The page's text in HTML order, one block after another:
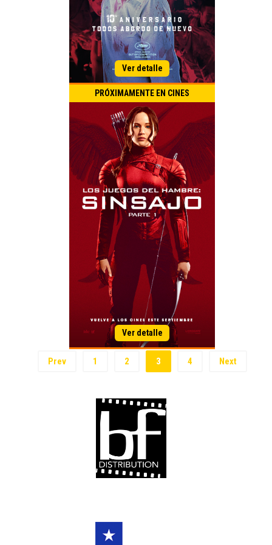
PRÓXIMAMENTE EN CINES
Título Original:
Estreno Perú:
Género:
Acción
Aventura
Thiller
Duración:
País de Origen:
Prev 1 2 3 4 Next